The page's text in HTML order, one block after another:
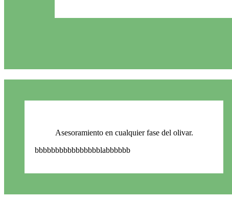
Asesoramiento en cualquier fase del olivar.
bbbbbbbbbbbbbbbblabbbbbb